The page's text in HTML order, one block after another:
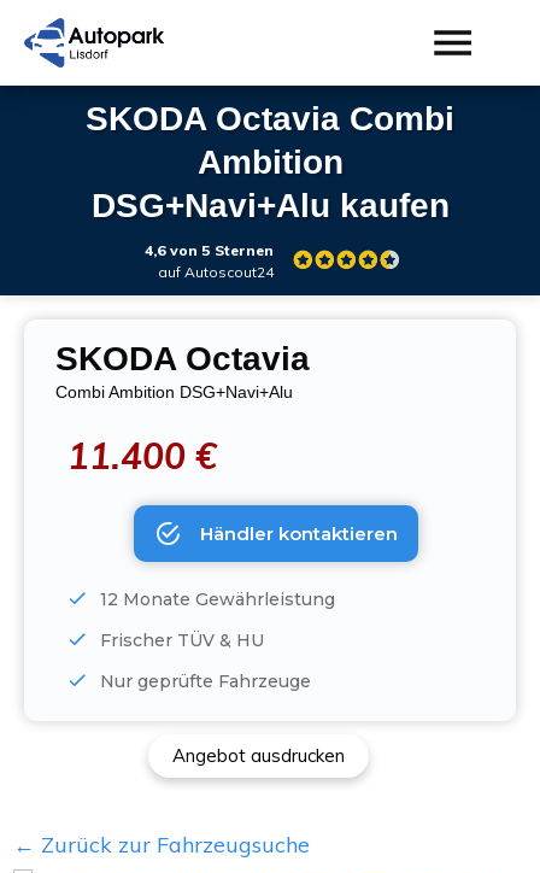
SKODA Octavia Combi
Ambition
DSG+Navi+Alu kaufen
4,6 von 5 Sternen
auf Autoscout24
← Zurück zur Fahrzeugsuche
SKODA Octavia
Combi Ambition DSG+Navi+Alu
11.400 €
Händler kontaktieren
12 Monate Gewährleistung
Frischer TÜV & HU
Nur geprüfte Fahrzeuge
Angebot ausdrucken